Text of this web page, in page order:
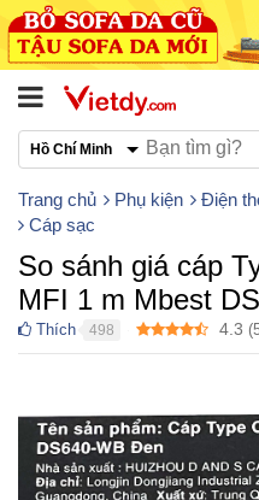
Hồ Chí Minh
Trang chủ Phụ kiện Điện
Cáp sạc
So sánh giá cáp
MFI 1 m Mbest
Thích 498 4.3 (